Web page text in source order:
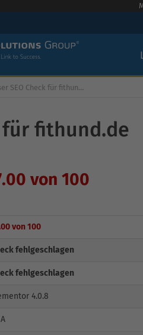
Kostenloser SEO Check für fithund.de
für fithund.de
von 100
von 100
fehlgeschlagen
fehlgeschlagen
4.0.8